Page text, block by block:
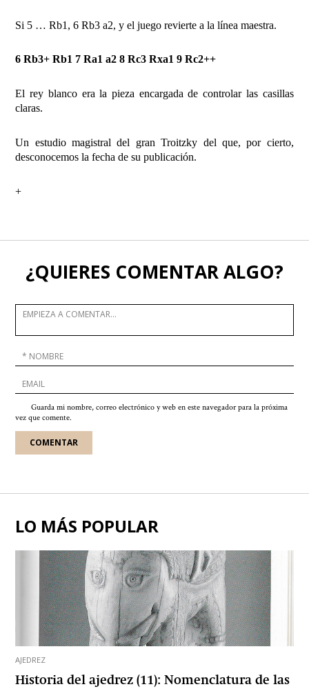
Si 5 … Rb1, 6 Rb3 a2, y el juego revierte a la línea maestra.
6 Rb3+ Rb1 7 Ra1 a2 8 Rc3 Rxa1 9 Rc2++
El rey blanco era la pieza encargada de controlar las casillas
claras.
Un estudio magistral del gran Troitzky del que, por cierto,
desconocemos la fecha de su publicación.
+
¿QUIERES COMENTAR ALGO?
Guarda mi nombre, correo electrónico y web en este navegador para la próxima
vez que comente.
LO MÁS POPULAR
AJEDREZ
Historia del ajedrez (11): Nomenclatura de las